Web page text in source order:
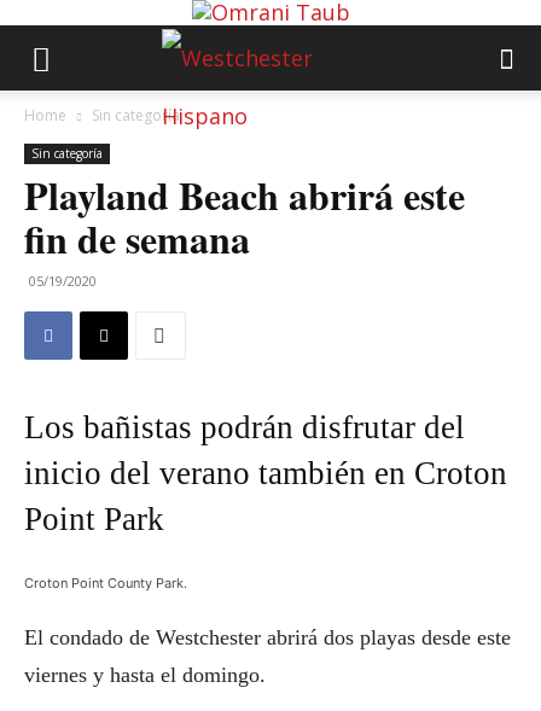
Home Sin categoría
Sin categoría
Playland Beach abrirá este
fin de semana
05/19/2020
Los bañistas podrán disfrutar del
inicio del verano también en Croton
Point Park
Croton Point County Park.
El condado de Westchester abrirá dos playas desde este
viernes y hasta el domingo.